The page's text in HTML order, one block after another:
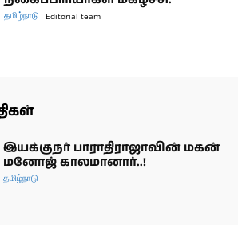
தமிழ்நாடு Editorial team
இயக்குநர் பாராதிராஜாவின் மகன்
மனோஜ் காலமானார்..!
தமிழ்நாடு